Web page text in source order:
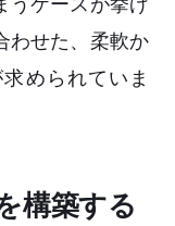
わせた、柔軟か
められていま
構築する